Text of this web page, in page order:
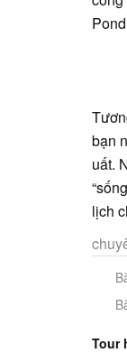
bạn
uất.
lịch
Tour